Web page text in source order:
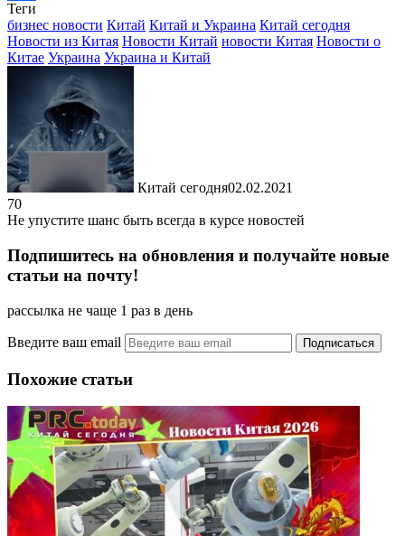
Отправить
Теги
бизнес новости Китай Китай и Украина Китай сегодня
Новости из Китая Новости Китай новости Китая Новости о
Китае Украина Украина и Китай
Китай сегодня02.02.2021
70
Не упустите шанс быть всегда в курсе новостей
Подпишитесь на обновления и получайте новые
статьи на почту!
рассылка не чаще 1 раз в день
Введите ваш email
Похожие статьи